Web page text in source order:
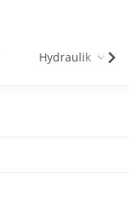
Hydraulik